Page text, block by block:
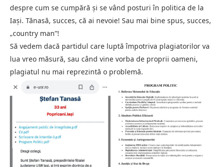
despre cum se cumpără și se vând posturi în politica de la
Iași. Tănasă, succes, că ai nevoie! Sau mai bine spus, succes,
„country man”!
Să vedem dacă partidul care luptă împotriva plagiatorilor va
lua vreo măsură, sau când vine vorba de proprii oameni,
plagiatul nu mai reprezintă o problemă.